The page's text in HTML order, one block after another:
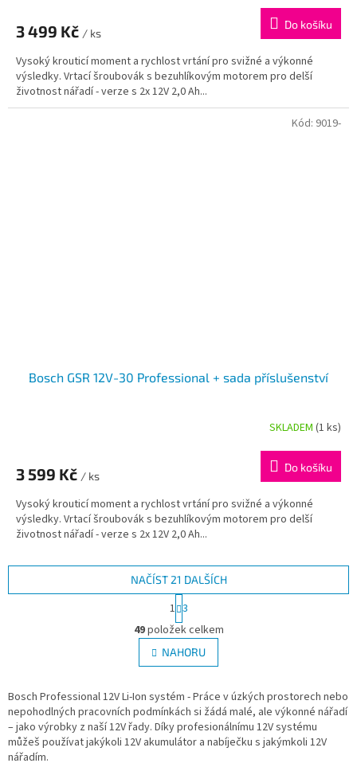
3 499 Kč / ks
Do košíku
Vysoký krouticí moment a rychlost vrtání pro svižné a výkonné
výsledky. Vrtací šroubovák s bezuhlíkovým motorem pro delší
životnost nářadí - verze s 2x 12V 2,0 Ah...
Bosch GSR 12V-30 Professional + sada příslušenství
SKLADEM (1 ks)
3 599 Kč / ks
Do košíku
Vysoký krouticí moment a rychlost vrtání pro svižné a výkonné
výsledky. Vrtací šroubovák s bezuhlíkovým motorem pro delší
životnost nářadí - verze s 2x 12V 2,0 Ah...
Kód: 9019-
O
v
l
á
a
c
í
p
NAČÍST 21 DALŠÍCH
S
t
r
á
n
k
v
á
n
í
1 3
49položek celkem
NAHORU
Bosch Professional 12V Li-Ion systém - Práce v úzkých prostorech nebo
nepohodlných pracovních podmínkách si žádá malé, ale výkonné nářadí
– jako výrobky z naší 12V řady. Díky profesionálnímu 12V systému
můžeš používat jakýkoli 12V akumulátor a nabíječku s jakýmkoli 12V
nářadím.